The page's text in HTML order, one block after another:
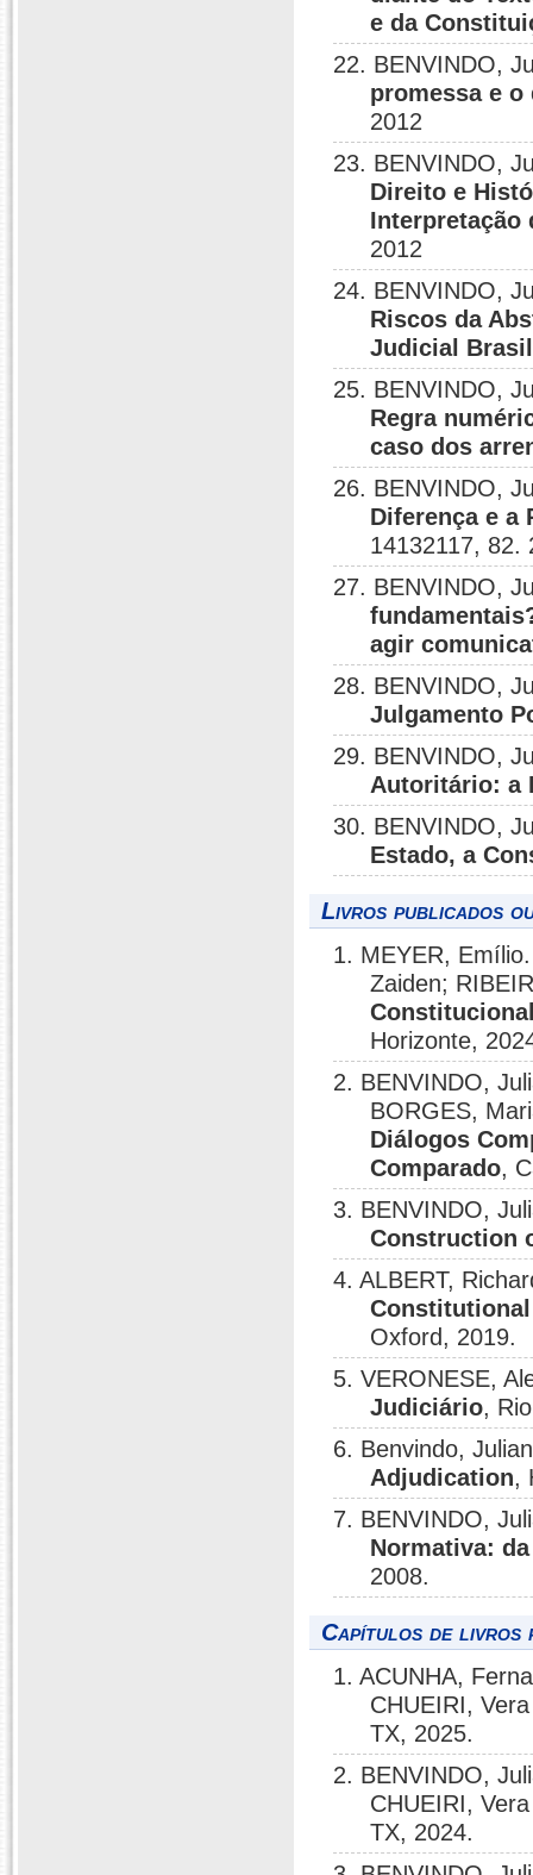
e da
22. BENVINDO,
promessa e
2012
23. BENVINDO,
Direito e
Interpretação
2012
24. BENVINDO,
Riscos da
Judicial
25. BENVINDO,
Regra
caso dos
26. BENVINDO,
Diferença e a
14132117, 82.
27. BENVINDO,
agir
28. BENVINDO,
Julgamento
29. BENVINDO,
Autoritário: a
30. BENVINDO,
Estado, a
Livros publicados
1. MEYER,
Zaiden;
Horizonte,
2. BENVINDO,
BORGES,
Diálogos
Comparado,
3. BENVINDO,
Construction
4. ALBERT,
Oxford, 2019.
5. VERONESE,
Judiciário,
6. Benvindo,
Adjudication,
7. BENVINDO,
Normativa:
2008.
Capítulos de livros
1. ACUNHA,
CHUEIRI,
TX, 2025.
2. BENVINDO,
CHUEIRI,
TX, 2024.